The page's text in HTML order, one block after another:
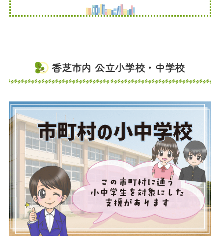
香芝市内 公立小学校・中学校